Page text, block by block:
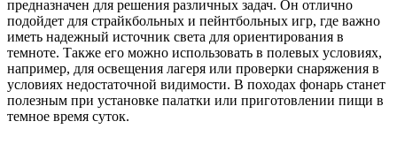
предназначен для решения различных задач. Он отлично
подойдет для страйкбольных и пейнтбольных игр, где важно
иметь надежный источник света для ориентирования в
темноте. Также его можно использовать в полевых условиях,
например, для освещения лагеря или проверки снаряжения в
условиях недостаточной видимости. В походах фонарь станет
полезным при установке палатки или приготовлении пищи в
темное время суток.